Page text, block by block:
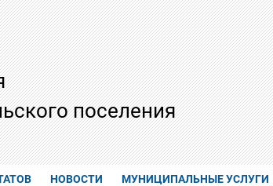
поселения
НОВОСТИ МУНИЦИПАЛЬНЫЕ УСЛУГИ